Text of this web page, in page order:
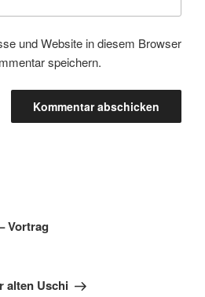
und Website in diesem Browser
speichern.
Vortrag
alten Uschi